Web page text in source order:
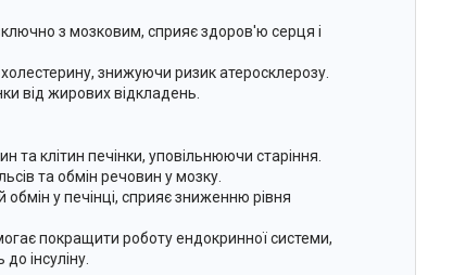
з мозковим, сприяє здоров'ю серця і
знижуючи ризик атеросклерозу.
від жирових відкладень.
та клітин печінки, уповільнюючи старіння.
та обмін речовин у мозку.
у печінці, сприяє зниженню рівня
покращити роботу ендокринної системи,
інсуліну.